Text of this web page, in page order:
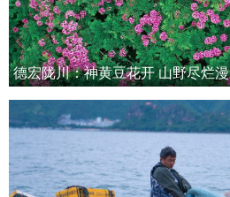
德宏陇川：神黄豆花开 山野尽烂漫